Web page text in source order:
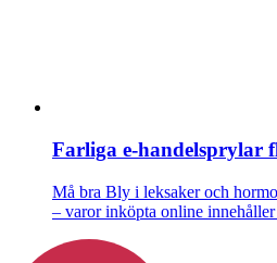
Farliga e-handelsprylar
Må bra Bly i leksaker och
– varor inköpta online